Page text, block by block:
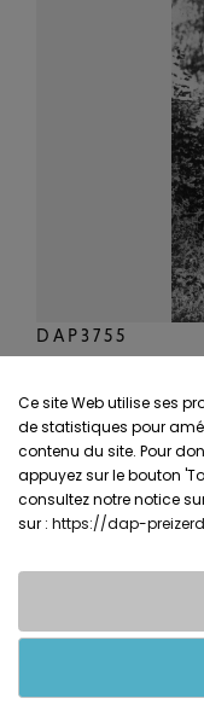
DAP3755
Conditions générales
Ce site Web utilise ses
de statistiques pour
contenu du site. Pour
appuyez sur le bouton
consultez notre notice
sur : https://dap-